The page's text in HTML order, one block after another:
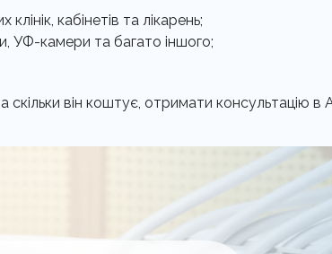
кабінетів та лікарень;
УФ-камери та багато іншого;
він коштує, отримати консультацію